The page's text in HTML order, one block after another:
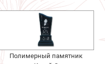
Полимерный памятник